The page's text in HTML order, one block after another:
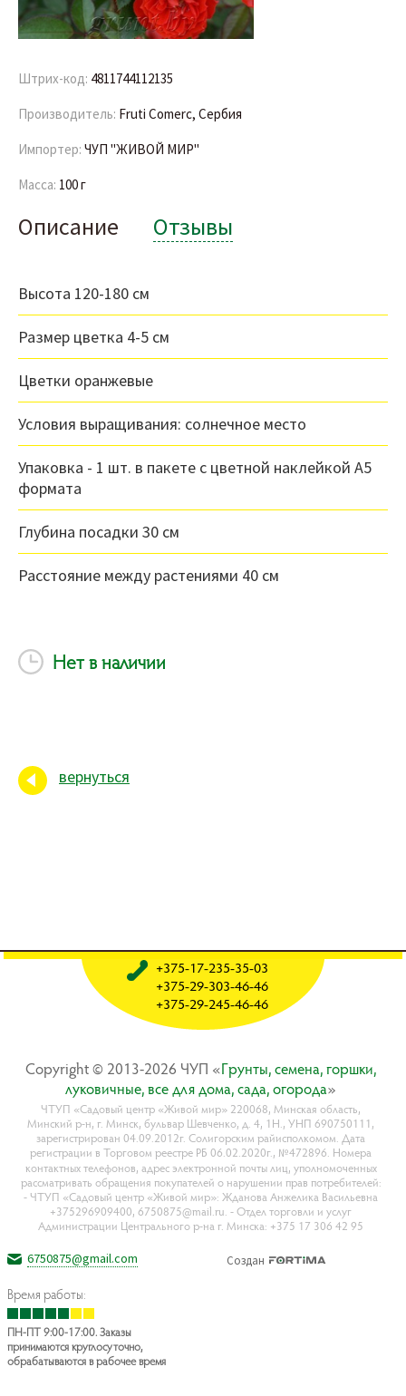
Штрих-код: 4811744112135
Производитель: Fruti Comerc, Сербия
Импортер: ЧУП "ЖИВОЙ МИР"
Масса: 100 г
Описание Отзывы
Высота 120-180 см
Размер цветка 4-5 см
Цветки оранжевые
Условия выращивания: солнечное место
Упаковка - 1 шт. в пакете с цветной наклейкой А5
формата
Глубина посадки 30 см
Расстояние между растениями 40 см
Нет в наличии
вернуться
Copyright © 2013-2026 ЧУП «Гpyнты, ceмeнa, гopшки,
лyкoвичныe, вce для дoмa, caдa, oгopoдa»
ЧТУП «Садовый центр «Живой мир» 220068, Минская область,
Минский р-н, г. Минск, бульвар Шевченко, д. 4, 1Н., УНП 690750111,
зарегистрирован 04.09.2012г. Солигорским райисполкомом. Дата
регистрации в Торговом реестре РБ 06.02.2020г., №472896. Номера
контактных телефонов, адрес электронной почты лиц, уполномоченных
рассматривать обращения покупателей о нарушении прав потребителей:
- ЧТУП «Садовый центр «Живой мир»: Жданова Анжелика Васильевна
+375296909400, 6750875@mail.ru. - Отдел торговли и услуг
Администрации Центрального р-на г. Минска: +375 17 306 42 95
+375-17-235-35-03
+375-29-303-46-46
+375-29-245-46-46
6750875@gmail.com
Время работы:
ПН-ПТ 9:00-17:00. Заказы
принимаются круглосуточно,
обрабатываются в рабочее время
Создан